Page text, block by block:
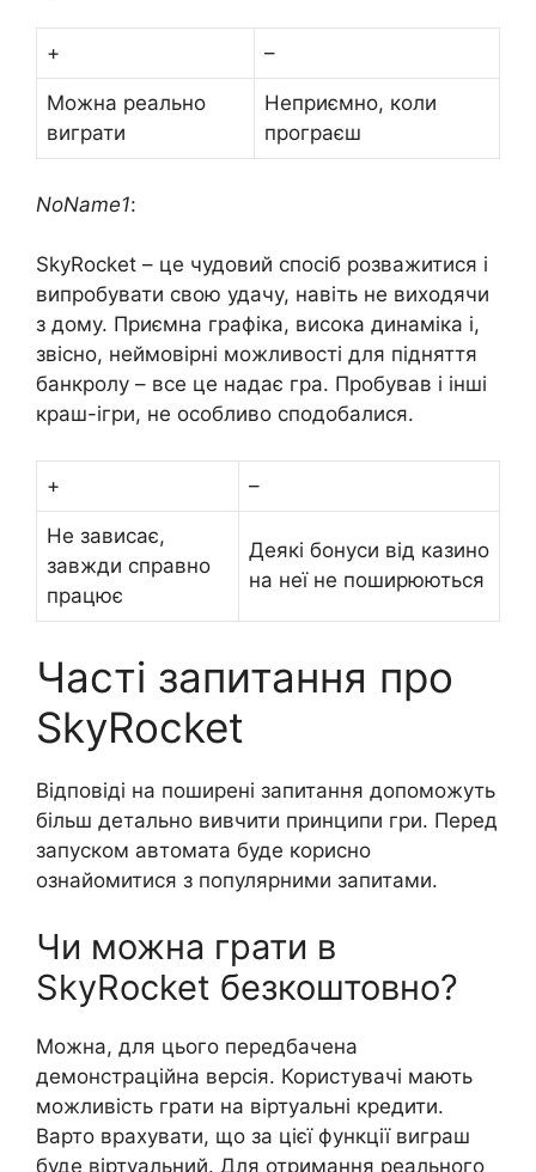
+ –
Можна реально
виграти
Неприємно, коли
програєш
NoName1:
SkyRocket – це чудовий спосіб розважитися і
випробувати свою удачу, навіть не виходячи
з дому. Приємна графіка, висока динаміка і,
звісно, неймовірні можливості для підняття
банкролу – все це надає гра. Пробував і інші
краш-ігри, не особливо сподобалися.
+ –
Не зависає,
завжди справно
працює
Деякі бонуси від казино
на неї не поширюються
Часті запитання про
SkyRocket
Відповіді на поширені запитання допоможуть
більш детально вивчити принципи гри. Перед
запуском автомата буде корисно
ознайомитися з популярними запитами.
Чи можна грати в
SkyRocket безкоштовно?
Можна, для цього передбачена
демонстраційна версія. Користувачі мають
можливість грати на віртуальні кредити.
Варто врахувати, що за цієї функції виграш
буде віртуальний. Для отримання реального